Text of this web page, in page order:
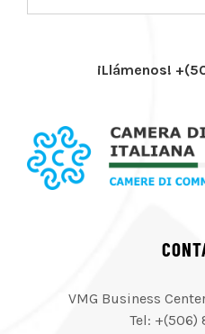
¡Llámenos!
VMG Business
Tel: +(506)